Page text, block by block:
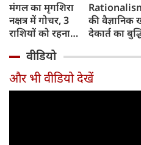
मंगल का मृगशिरा
नक्षत्र में गोचर, 3
राशियों को रहना
सावधान
की वैज्ञानिक
देकार्त का
का जन्म
वीडियो
और भी वीडियो देखें